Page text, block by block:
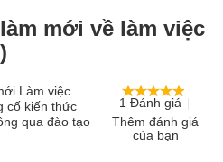
mới về làm việc
1 Đánh giá
Thêm đánh giá
của bạn
Làm việc
cố kiến thức
qua đào tạo